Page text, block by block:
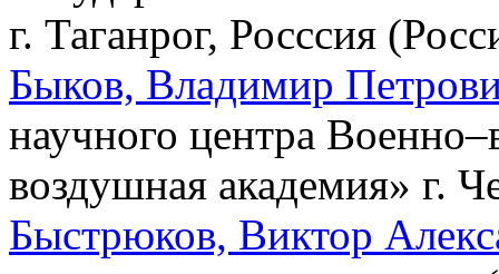
г. Таганрог, Росссия
Быков, Владимир
научного центра
воздушная академия» г.
Быстрюков, Виктор